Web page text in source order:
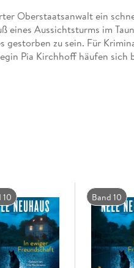
Oberstaatsanwalt ein
eines Aussichtsturms im
gestorben zu sein. Für
Pia Kirchhoff häufen sich
10 Band 10